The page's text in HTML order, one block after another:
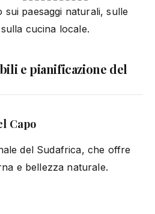
paesaggi naturali, sulle
cucina locale.
e pianificazione del
Capo
del Sudafrica, che offre
e bellezza naturale.